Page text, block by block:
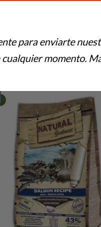
sabes si este pienso es
nutricional gratuita. Una
para enviarte
momento.